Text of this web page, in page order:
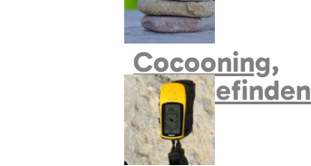
Cocooning,
Wohlbefinden